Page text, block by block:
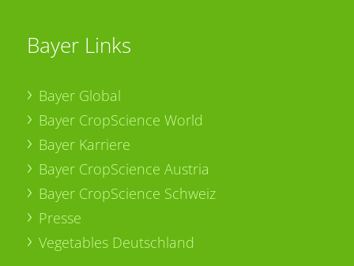
Bayer Links
Bayer Global
Bayer CropScience World
Bayer Karriere
Bayer CropScience Austria
Bayer CropScience Schweiz
Presse
Vegetables Deutschland